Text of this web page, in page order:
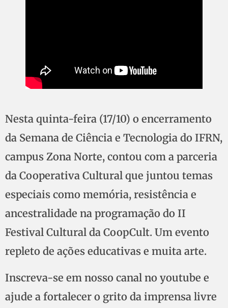
Nesta quinta-feira (17/10) o encerramento
da Semana de Ciência e Tecnologia do IFRN,
campus Zona Norte, contou com a parceria
da Cooperativa Cultural que juntou temas
especiais como memória, resistência e
ancestralidade na programação do II
Festival Cultural da CoopCult. Um evento
repleto de ações educativas e muita arte.
Inscreva-se em nosso canal no youtube e
ajude a fortalecer o grito da imprensa livre